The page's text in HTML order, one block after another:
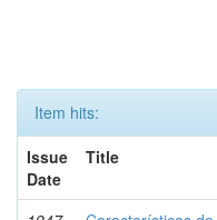
Item hits:
Issue
Date
Title